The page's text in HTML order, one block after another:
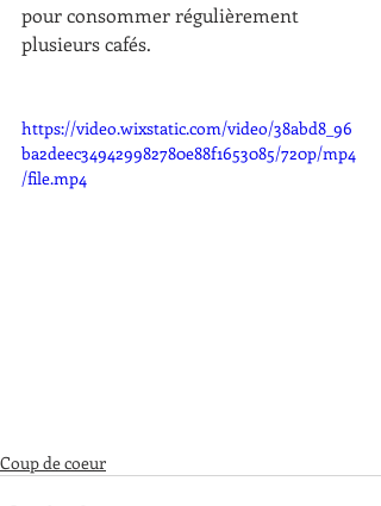
pour consommer régulièrement
plusieurs cafés.
https://video.wixstatic.com/video/38abd8_96
ba2deec349429982780e88f1653085/720p/mp4
/file.mp4
Coup de coeur